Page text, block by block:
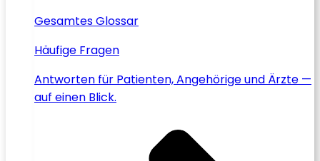
Gesamtes Glossar
Häufige Fragen
Antworten für Patienten, Angehörige und Ärzte —
auf einen Blick.